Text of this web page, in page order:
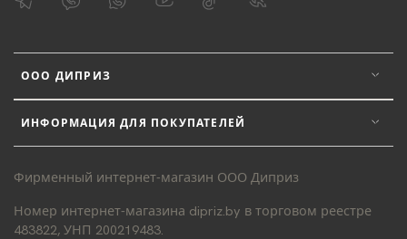
ООО ДИПРИЗ
ИНФОРМАЦИЯ ДЛЯ ПОКУПАТЕЛЕЙ
Фирменный интернет-магазин ООО Диприз
Номер интернет-магазина dipriz.by в торговом реестре
483822, УНП 200219483.